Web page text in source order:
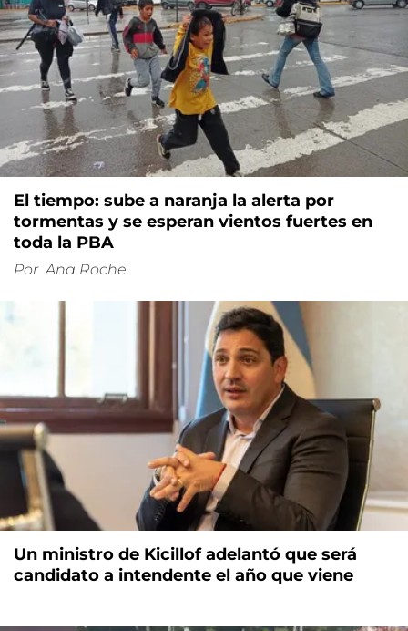
El tiempo: sube a naranja la alerta por
tormentas y se esperan vientos fuertes en
toda la PBA
Por Ana Roche
Un ministro de Kicillof adelantó que será
candidato a intendente el año que viene